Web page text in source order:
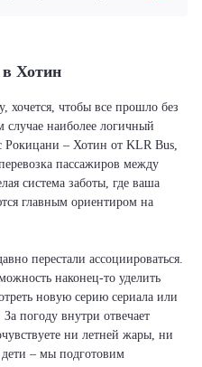
в Хотин
хочется, чтобы все прошло без
наиболее логичный
Рокицани – Хотин от KLR Bus,
пассажиров между
система заботы, где ваша
главным ориентиром на
перестали ассоциироваться.
наконец-то уделить
новую серию сериала или
погоду внутри отвечает
ни летней жары, ни
– мы подготовим